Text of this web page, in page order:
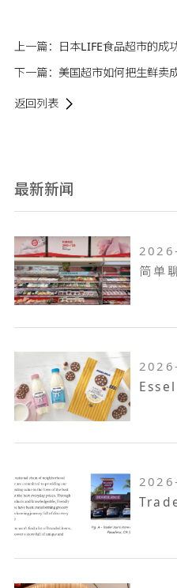
上一篇： 日本LIFE食品超市的成
下一篇： 美国超市如何把生鲜卖
返回列表
最新新闻
简单